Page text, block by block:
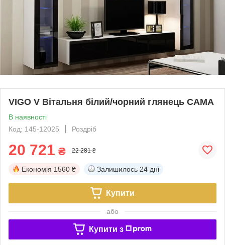
VIGO V Вітальня білий/чорний глянець CAMA
В наявності
Код: 145-12025
Роздріб
20 721 ₴ 22 281 ₴
Економія 1560 ₴ Залишилось 24 дні
Купити
або
Купити з